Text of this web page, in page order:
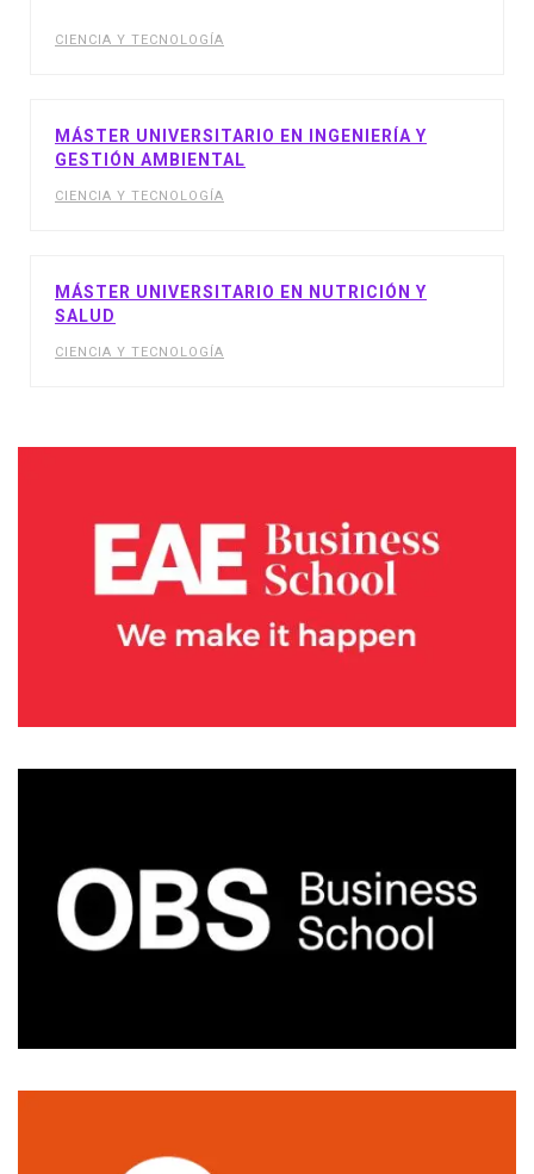
CIENCIA Y TECNOLOGÍA
MÁSTER UNIVERSITARIO EN INGENIERÍA Y
GESTIÓN AMBIENTAL
CIENCIA Y TECNOLOGÍA
MÁSTER UNIVERSITARIO EN NUTRICIÓN Y
SALUD
CIENCIA Y TECNOLOGÍA